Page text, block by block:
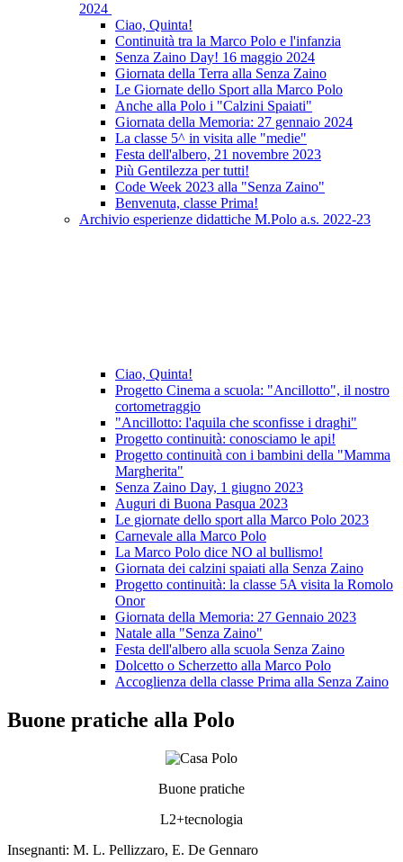
2024
Ciao, Quinta!
Continuità tra la Marco Polo e l'infanzia
Senza Zaino Day! 16 maggio 2024
Giornata della Terra alla Senza Zaino
Le Giornate dello Sport alla Marco Polo
Anche alla Polo i "Calzini Spaiati"
Giornata della Memoria: 27 gennaio 2024
La classe 5^ in visita alle "medie"
Festa dell'albero, 21 novembre 2023
Più Gentilezza per tutti!
Code Week 2023 alla "Senza Zaino"
Benvenuta, classe Prima!
Archivio esperienze didattiche M.Polo a.s. 2022-23
Ciao, Quinta!
Progetto Cinema a scuola: "Ancillotto", il nostro
cortometraggio
"Ancillotto: l'aquila che sconfisse i draghi"
Progetto continuità: conosciamo le api!
Progetto continuità con i bambini della "Mamma
Margherita"
Senza Zaino Day, 1 giugno 2023
Auguri di Buona Pasqua 2023
Le giornate dello sport alla Marco Polo 2023
Carnevale alla Marco Polo
La Marco Polo dice NO al bullismo!
Giornata dei calzini spaiati alla Senza Zaino
Progetto continuità: la classe 5A visita la Romolo
Onor
Giornata della Memoria: 27 Gennaio 2023
Natale alla "Senza Zaino"
Festa dell'albero alla scuola Senza Zaino
Dolcetto o Scherzetto alla Marco Polo
Accoglienza della classe Prima alla Senza Zaino
Buone pratiche alla Polo
Buone pratiche
L2+tecnologia
Insegnanti: M. L. Pellizzaro, E. De Gennaro